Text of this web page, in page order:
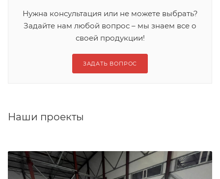
Нужна консультация или не можете выбрать?
Задайте нам любой вопрос – мы знаем все о
своей продукции!
ЗАДАТЬ ВОПРОС
Наши проекты